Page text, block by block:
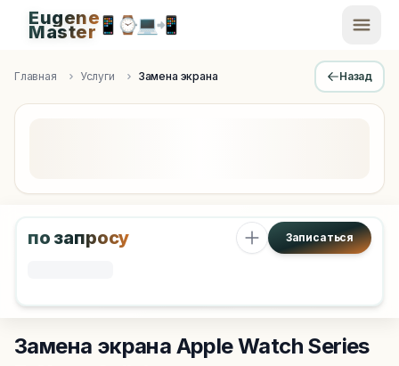
Apple Diagnostics & Engineering Authority in Saint
Eugene
Master📱 ⌚💻📲
Главная Услуги Замена экрана Назад
по запросу Записаться
Замена экрана Apple Watch Series